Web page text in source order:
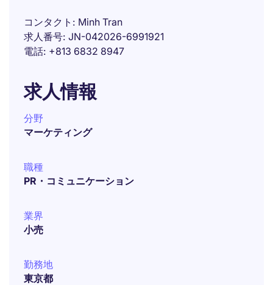
コンタクト
Minh Tran
求人番号 JN-042026-6991921
電話 +813 6832 8947
求人情報
分野
マーケティング
職種
PR・コミュニケーション
業界
小売
勤務地
東京都